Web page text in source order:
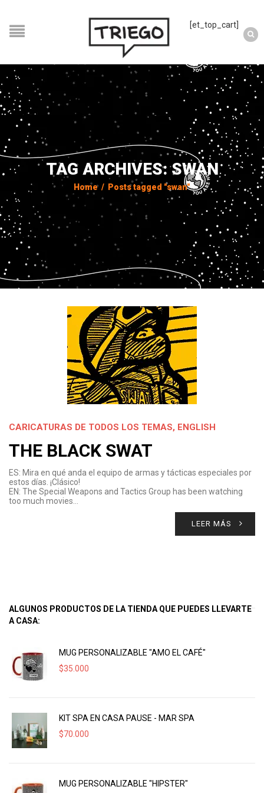
[et_top_cart]
TAG ARCHIVES: SWAN
Home / Posts tagged "swan"
CARICATURAS DE TODOS LOS TEMAS, ENGLISH
THE BLACK SWAT
ES: Mira en qué anda el equipo de armas y tácticas especiales por
estos días. ¡Clásico!
EN: The Special Weapons and Tactics Group has been watching
too much movies…
LEER MÁS
ALGUNOS PRODUCTOS DE LA TIENDA QUE PUEDES LLEVARTE
A CASA:
MUG PERSONALIZABLE "AMO EL CAFÉ"
$35.000
KIT SPA EN CASA PAUSE - MAR SPA
$70.000
MUG PERSONALIZABLE "HIPSTER"